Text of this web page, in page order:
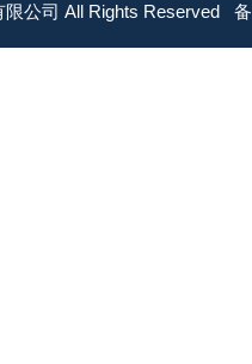
公司 All Rights Reserved